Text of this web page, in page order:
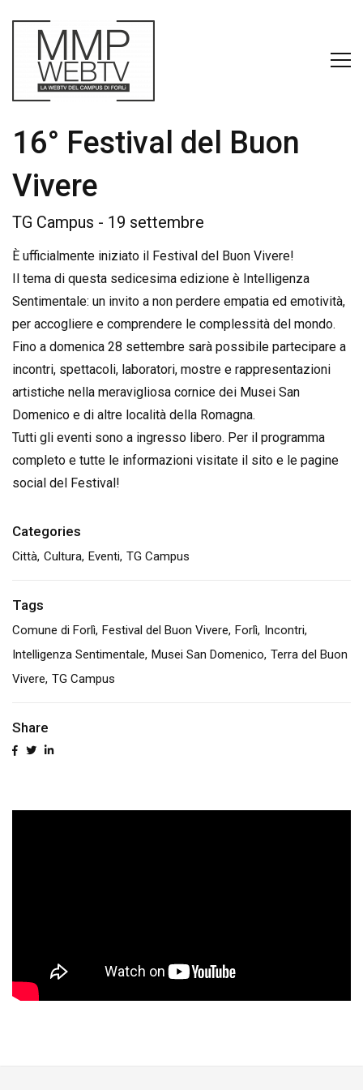
16° Festival del Buon
Vivere
TG Campus - 19 settembre
È ufficialmente iniziato il Festival del Buon Vivere!
Il tema di questa sedicesima edizione è Intelligenza
Sentimentale: un invito a non perdere empatia ed emotività,
per accogliere e comprendere le complessità del mondo.
Fino a domenica 28 settembre sarà possibile partecipare a
incontri, spettacoli, laboratori, mostre e rappresentazioni
artistiche nella meravigliosa cornice dei Musei San
Domenico e di altre località della Romagna.
Tutti gli eventi sono a ingresso libero. Per il programma
completo e tutte le informazioni visitate il sito e le pagine
social del Festival!
Categories
Città Cultura Eventi TG Campus
Tags
Comune di Forlì Festival del Buon Vivere Forlì Incontri
Intelligenza Sentimentale Musei San Domenico Terra del Buon
Vivere TG Campus
Share